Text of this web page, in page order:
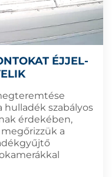
ÉJJEL-
hulladék szabályos
érdekében,
a